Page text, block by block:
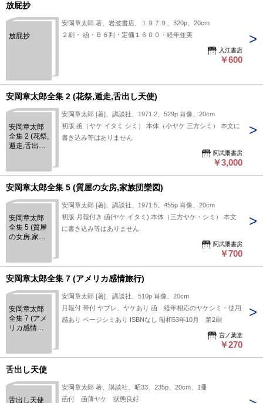
放屁抄
放屁抄
安岡章太郎 著、岩波書店、１９７９、320p、20cm
２刷・ 函・Ｂ６判・定価１６００・経年並美
入江書店
￥600
安岡章太郎全集 2 (花祭,遁走,舌出し天使)
安岡章太郎
全集 2 (花祭,
遁走,舌出し
安岡章太郎 [著]、講談社、1971.2、529p 肖像、20cm
初版 函（ヤケ イタミ シミ） 本体（小ヤケ 三方シミ） 本文に
書き込み等はありません
阿武隈書房
￥3,000
安岡章太郎全集 5 (質屋の女房,家族団欒図)
安岡章太郎
全集 5 (質屋
の女房,家族
安岡章太郎 [著]、講談社、1971.5、455p 肖像、20cm
初版 月報付き 函(ヤケ イタミ) 本体（三方ヤケ・シミ） 本文
に書き込み等はありません
阿武隈書房
￥700
安岡章太郎全集 7 (アメリカ感情旅行)
安岡章太郎
全集 7 (アメ
リカ感情旅
安岡章太郎 [著]、講談社、510p 肖像、20cm
月報付 帯付 ヤブレ、ヤケあり 函 経年相応のヤケシミ・使用
感あり ページシミあり ISBNなし 昭和53年10月 第2刷
言ノ葉堂
￥270
舌出し天使
舌出し天使
安岡章太郎 著、講談社、昭33、235p、20cm、1冊
函付 函薄ヤケ 状態良好